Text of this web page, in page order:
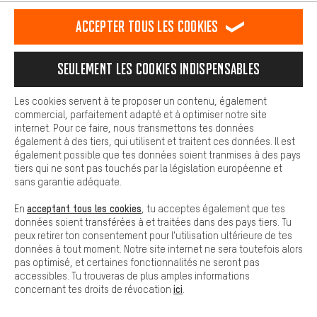
Notre politique en matière de protection de la vie privée
français
FR english
EN Deutsch
DE español
ES
RÉSILIER LE CONTRAT Communauté d'Aix-la-Chapelle
Programme d'affiliation Mentions Légales Protection des données
Reprise des batteries Corepile Paramètres de cookies
Modifier le contraste
Tous les prix s'entendent en euros (MwSt hors) plus les
frais de portpour la livraison vers
est plus confortable. Avec les cookies de confort, nous
Nous pouvons ainsi mettre à ta disposition d'autres contenus et
informations utiles. De plus, tu as la possibilité d'utiliser des
facilement les bons produits. Par exemple, nous proposons une
facilement aux questions.
Cookies de base
Les cookies de base garantissent que tu puisses utiliser les
fonctions de notre site web.
Accepter tous les cookies
Seulement les cookies indispensables
Les cookies servent à te proposer un contenu, également
commercial, parfaitement adapté et à optimiser notre site
internet. Pour ce faire, nous transmettons tes données
également à des tiers, qui utilisent et traitent ces données. Il est
également possible que tes données soient tranmises à des pays
tiers qui ne sont pas touchés par la législation européenne et
sans garantie adéquate.
En acceptant tous les cookies , tu acceptes également que tes
données soient transférées à et traitées dans des pays tiers. Tu
peux retirer ton consentement pour l'utilisation ultérieure de tes
données à tout moment. Notre site internet ne sera toutefois alors
pas optimisé, et certaines fonctionnalités ne seront pas
accessibles. Tu trouveras de plus amples informations
concernant tes droits de révocation ici